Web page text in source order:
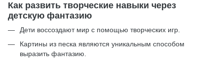
Как развить творческие навыки через
детскую фантазию
Дети воссоздают мир с помощью творческих игр.
Картины из песка являются уникальным способом
выразить фантазию.